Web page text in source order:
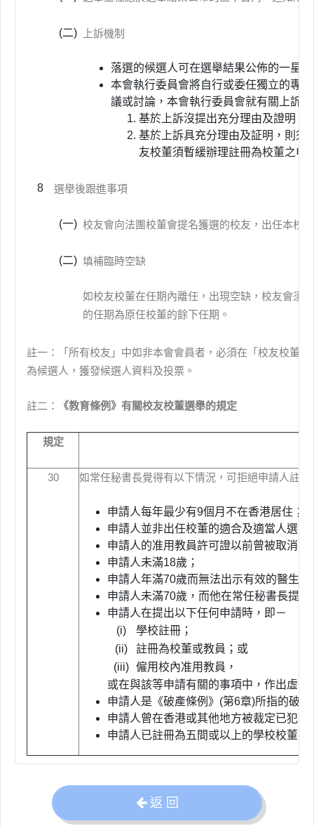
(二) 上訴機制
落選的候選人可在選舉結果公佈的一星
本會執行委員會將自行或委任獨立的專
議或討論，本會執行委員會就有關上訴
基於上訴沒提出充分理由及證明，
基於上訴具充分理由及証明，則須
友校董須暫緩辦理註冊為校董之申
8 選舉後跟進事項
(一) 校友會向法團校董會提名獲選的校友，出任本校
(二) 填補臨時空缺
如校友校董在任期內離任，出現空缺，校友會須
的任期為原任校董的餘下任期。
註一：「所有校友」中如非本會會員者，必須在「校友校董
為候選人，獲發候選人資料及投票。
註二： 《教育條例》有關校友校董選舉的規定
規定
30 如常任秘書長覺得有以下情況，可拒絕申請人註
申請人每年最少有9個月不在香港居住；
申請人並非出任校董的適合及適當人選；
申請人的准用教員許可證以前曾被取消；
申請人未滿18歲；
申請人年滿70歲而無法出示有效的醫生
申請人未滿70歲，而他在常任秘書長提
申請人在提出以下任何申請時，即－
(i)
學校註冊；
(ii)
註冊為校董或教員；或
(iii) 僱用校內准用教員，
或在與該等申請有關的事項中，作出虛
申請人是《破產條例》(第6章)所指的破
申請人曾在香港或其他地方被裁定已犯
申請人已註冊為五間或以上的學校校董。
返 回